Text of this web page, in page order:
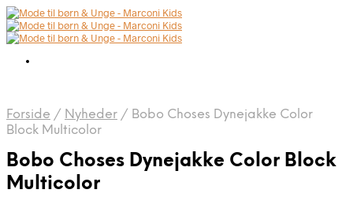
Forside / Nyheder / Bobo Choses Dynejakke Color
Block Multicolor
Bobo Choses Dynejakke Color Block
Multicolor